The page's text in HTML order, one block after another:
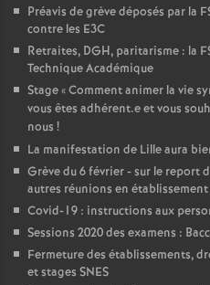
Préavis de grève déposés par la
contre les E3C
Retraites, DGH, paritarisme : la
Technique Académique
Stage «Comment animer la vie
vous êtes adhérent.e et vous
nous !
La manifestation de Lille aura
Grève du 6 février - sur le report
autres réunions en établissement
Covid-19 : instructions aux
Sessions 2020 des examens :
Fermeture des établissements,
et stages SNES